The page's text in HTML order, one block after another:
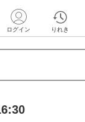
ログイン りれき